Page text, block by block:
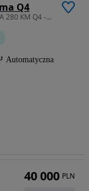
Q4
1995 cm3 • 280 KM • Alfa Romeo Stelvio ESTREMA 280 KM Q4 - Salon POLSKA
Automatyczna
40 000 PLN